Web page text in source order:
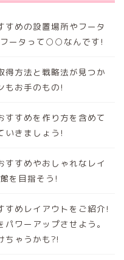
すめの設置場所やフータ
ータって○○なんです!
得方法と戦略法が見つか
もお手のもの!
すすめを作り方を含めて
いきましょう!
すすめやおしゃれなレイ
を目指そう!
すめレイアウトをご紹介!
ワーアップさせよう。
ちゃうかも?!